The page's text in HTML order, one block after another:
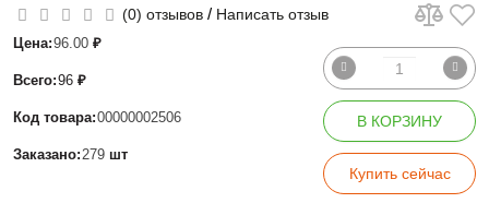
(0) отзывов / Написать отзыв
Цена:96.00 ₽
Всего:96 ₽
Код товара:00000002506
Заказано: 279 шт
В КОРЗИНУ
Купить сейчас